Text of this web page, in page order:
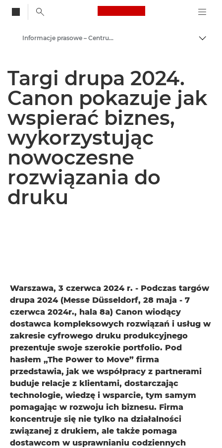
Canon Logo, back
Centrum prasowe
Informacje prasowe – Centrum Prasowe Canon
Targi drupa 2024.
Canon pokazuje jak
wspierać biznes,
wykorzystując
nowoczesne
rozwiązania do
druku
Warszawa, 3 czerwca 2024 r. - Podczas targów
drupa 2024 (Messe Düsseldorf, 28 maja - 7
czerwca 2024r., hala 8a) Canon wiodący
dostawca kompleksowych rozwiązań i usług w
zakresie cyfrowego druku produkcyjnego
prezentuje swoje szerokie portfolio. Pod
hasłem „The Power to Move” firma
przedstawia, jak we współpracy z partnerami
buduje relacje z klientami, dostarczając
technologie, wiedzę i wsparcie, tym samym
pomagając w rozwoju ich biznesu. Firma
koncentruje się nie tylko na działalności
związanej z drukiem, ale także pomaga
dostawcom w usprawnianiu codziennych